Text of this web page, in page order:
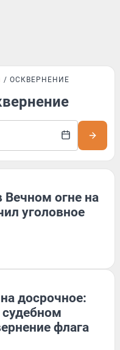
ОСКВЕРНЕНИЕ
огне на
уголовное
досрочное:
флага